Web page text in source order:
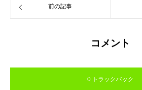
前の記事
コメント
0 トラックバック